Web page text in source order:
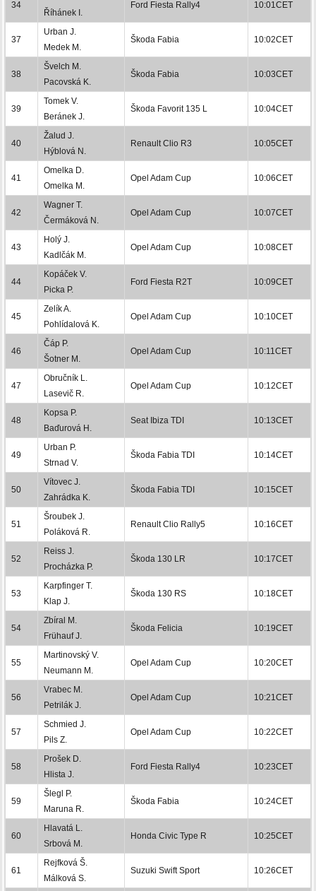
34
Říhánek I.
Ford Fiesta Rally4 10:01CET
37
Urban J.
Medek M.
Škoda Fabia 10:02CET
38
Švelch M.
Pacovská K.
Škoda Fabia 10:03CET
39
Tomek V.
Beránek J.
Škoda Favorit 135 L 10:04CET
40
Žalud J.
Hýblová N.
Renault Clio R3 10:05CET
41
Omelka D.
Omelka M.
Opel Adam Cup 10:06CET
42
Wagner T.
Čermáková N.
Opel Adam Cup 10:07CET
43
Holý J.
Kadlčák M.
Opel Adam Cup 10:08CET
44
Kopáček V.
Picka P.
Ford Fiesta R2T 10:09CET
45
Zelík A.
Pohlídalová K.
Opel Adam Cup 10:10CET
46
Čáp P.
Šotner M.
Opel Adam Cup 10:11CET
47
Obručník L.
Lasevič R.
Opel Adam Cup 10:12CET
48
Kopsa P.
Baďurová H.
Seat Ibiza TDI 10:13CET
49
Urban P.
Strnad V.
Škoda Fabia TDI 10:14CET
50
Vítovec J.
Zahrádka K.
Škoda Fabia TDI 10:15CET
51
Šroubek J.
Poláková R.
Renault Clio Rally5 10:16CET
52
Reiss J.
Procházka P.
Škoda 130 LR 10:17CET
53
Karpfinger T.
Klap J.
Škoda 130 RS 10:18CET
54
Zbíral M.
Frühauf J.
Škoda Felicia 10:19CET
55
Martinovský V.
Neumann M.
Opel Adam Cup 10:20CET
56
Vrabec M.
Petrilák J.
Opel Adam Cup 10:21CET
57
Schmied J.
Pils Z.
Opel Adam Cup 10:22CET
58
Prošek D.
Hlista J.
Ford Fiesta Rally4 10:23CET
59
Šlegl P.
Maruna R.
Škoda Fabia 10:24CET
60
Hlavatá L.
Srbová M.
Honda Civic Type R 10:25CET
61
Rejfková Š.
Málková S.
Suzuki Swift Sport 10:26CET